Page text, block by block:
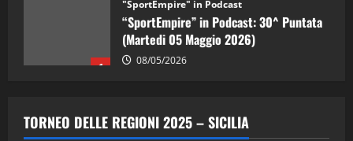
1
“SportEmpire” in Podcast: 30^ Puntata
(Martedi 05 Maggio 2026)
08/05/2026
“SportEmpire” in Podcast: 29^ Puntata
(Martedi 28 Aprile 2026)
TORNEO DELLE REGIONI 2025 – SICILIA